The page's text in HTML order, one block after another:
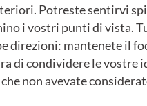
Potreste sentirvi
i vostri punti di vista.
direzioni: mantenete il
di condividere le vostre
non avevate